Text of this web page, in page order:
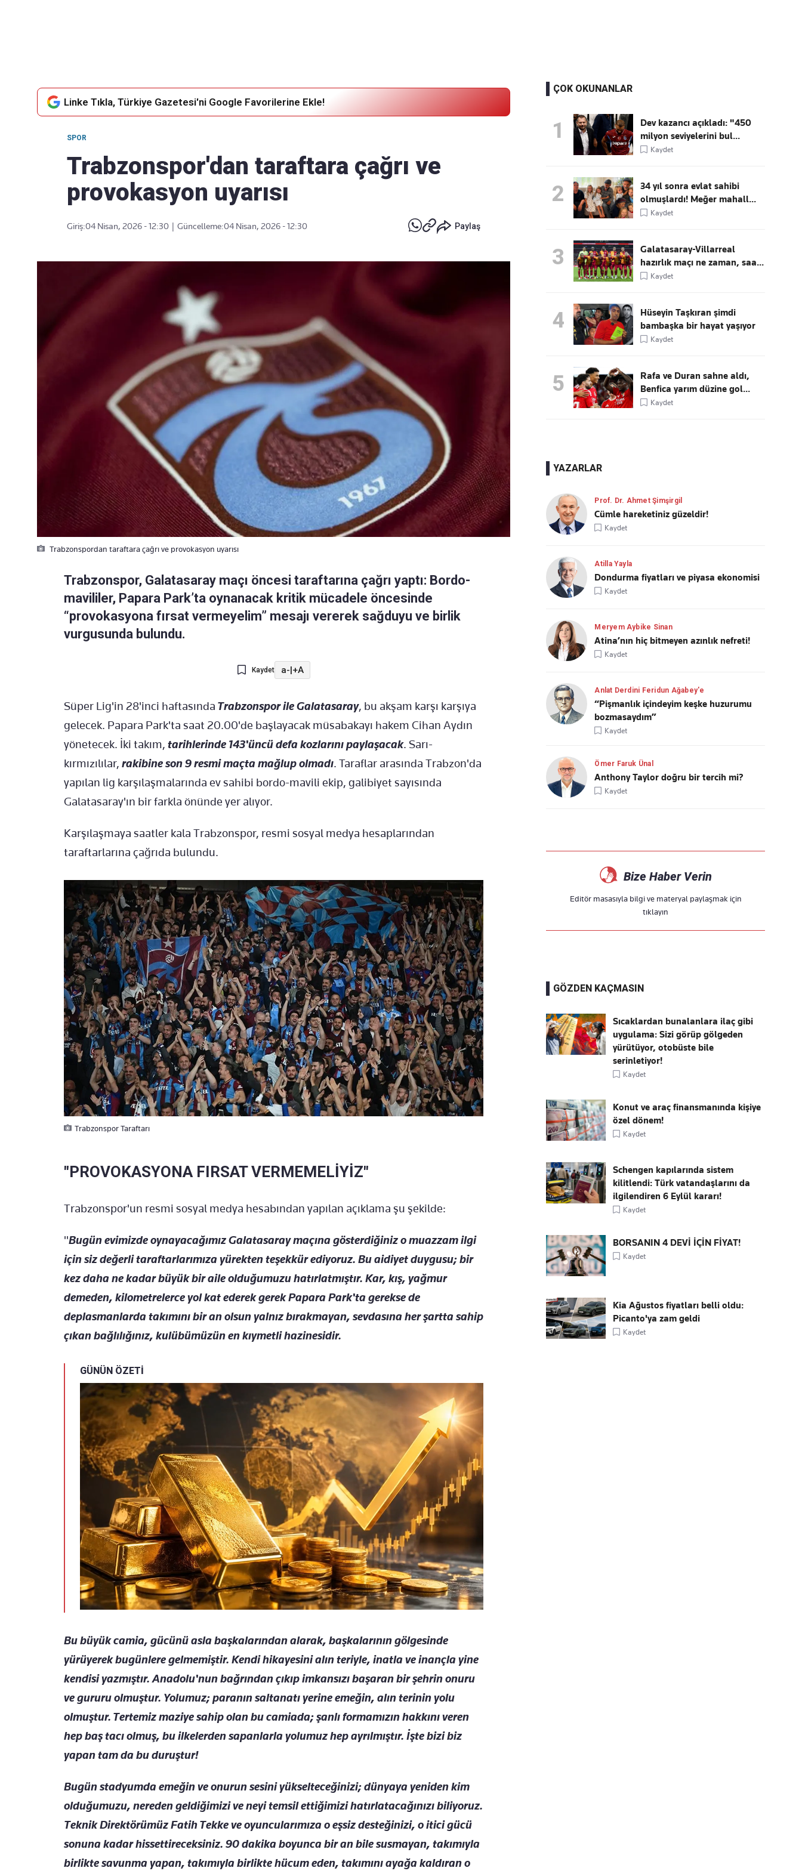
Linke Tıkla, Türkiye Gazetesi'ni Google Favorilerine Ekle!
SPOR
Trabzonspor'dan taraftara çağrı ve
provokasyon uyarısı
Giriş:04 Nisan, 2026 - 12:30 Güncelleme:04 Nisan, 2026 - 12:30 Paylaş
Trabzonspordan taraftara çağrı ve provokasyon uyarısı
Trabzonspor, Galatasaray maçı öncesi taraftarına çağrı yaptı: Bordo-
mavililer, Papara Park’ta oynanacak kritik mücadele öncesinde
“provokasyona fırsat vermeyelim” mesajı vererek sağduyu ve birlik
vurgusunda bulundu.
Kaydet a-|+A
Süper Lig'in 28'inci haftasında Trabzonspor ile Galatasaray, bu akşam karşı karşıya
gelecek. Papara Park'ta saat 20.00'de başlayacak müsabakayı hakem Cihan Aydın
yönetecek. İki takım, tarihlerinde 143'üncü defa kozlarını paylaşacak. Sarı-
kırmızılılar, rakibine son 9 resmi maçta mağlup olmadı. Taraflar arasında Trabzon'da
yapılan lig karşılaşmalarında ev sahibi bordo-mavili ekip, galibiyet sayısında
Galatasaray'ın bir farkla önünde yer alıyor.
Karşılaşmaya saatler kala Trabzonspor, resmi sosyal medya hesaplarından
taraftarlarına çağrıda bulundu.
Trabzonspor Taraftarı
"PROVOKASYONA FIRSAT VERMEMELİYİZ"
Trabzonspor'un resmi sosyal medya hesabından yapılan açıklama şu şekilde:
"Bugün evimizde oynayacağımız Galatasaray maçına gösterdiğiniz o muazzam ilgi
için siz değerli taraftarlarımıza yürekten teşekkür ediyoruz. Bu aidiyet duygusu; bir
kez daha ne kadar büyük bir aile olduğumuzu hatırlatmıştır. Kar, kış, yağmur
demeden, kilometrelerce yol kat ederek gerek Papara Park'ta gerekse de
deplasmanlarda takımını bir an olsun yalnız bırakmayan, sevdasına her şartta sahip
çıkan bağlılığınız, kulübümüzün en kıymetli hazinesidir.
GÜNÜN ÖZETİ
Bu büyük camia, gücünü asla başkalarından alarak, başkalarının gölgesinde
yürüyerek bugünlere gelmemiştir. Kendi hikayesini alın teriyle, inatla ve inançla yine
kendisi yazmıştır. Anadolu'nun bağrından çıkıp imkansızı başaran bir şehrin onuru
ve gururu olmuştur. Yolumuz; paranın saltanatı yerine emeğin, alın terinin yolu
olmuştur. Tertemiz maziye sahip olan bu camiada; şanlı formamızın hakkını veren
hep baş tacı olmuş, bu ilkelerden sapanlarla yolumuz hep ayrılmıştır. İşte bizi biz
yapan tam da bu duruştur!
Bugün stadyumda emeğin ve onurun sesini yükselteceğinizi; dünyaya yeniden kim
olduğumuzu, nereden geldiğimizi ve neyi temsil ettiğimizi hatırlatacağınızı biliyoruz.
Teknik Direktörümüz Fatih Tekke ve oyuncularımıza o eşsiz desteğinizi, o itici gücü
sonuna kadar hissettireceksiniz. 90 dakika boyunca bir an bile susmayan, takımıyla
birlikte savunma yapan, takımıyla birlikte hücum eden, takımını ayağa kaldıran o
ÇOK OKUNANLAR
1
Dev kazancı açıkladı: "450
milyon seviyelerini bul...
Kaydet
2
34 yıl sonra evlat sahibi
olmuşlardı! Meğer mahall...
Kaydet
3
Galatasaray-Villarreal
hazırlık maçı ne zaman, saa...
Kaydet
4
Hüseyin Taşkıran şimdi
bambaşka bir hayat yaşıyor
Kaydet
5
Rafa ve Duran sahne aldı,
Benfica yarım düzine gol...
Kaydet
YAZARLAR
Prof. Dr. Ahmet Şimşirgil
Cümle hareketiniz güzeldir!
Kaydet
Atilla Yayla
Dondurma fiyatları ve piyasa ekonomisi
Kaydet
Meryem Aybike Sinan
Atina’nın hiç bitmeyen azınlık nefreti!
Kaydet
Anlat Derdini Feridun Ağabey'e
“Pişmanlık içindeyim keşke huzurumu
bozmasaydım”
Kaydet
Ömer Faruk Ünal
Anthony Taylor doğru bir tercih mi?
Kaydet
Bize Haber Verin
Editör masasıyla bilgi ve materyal paylaşmak için
tıklayın
GÖZDEN KAÇMASIN
Sıcaklardan bunalanlara ilaç gibi
uygulama: Sizi görüp gölgeden
yürütüyor, otobüste bile
serinletiyor!
Kaydet
Konut ve araç finansmanında kişiye
özel dönem!
Kaydet
Schengen kapılarında sistem
kilitlendi: Türk vatandaşlarını da
ilgilendiren 6 Eylül kararı!
Kaydet
BORSANIN 4 DEVİ İÇİN FİYAT!
Kaydet
Kia Ağustos fiyatları belli oldu:
Picanto'ya zam geldi
Kaydet